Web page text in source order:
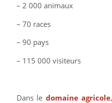
– 2 000 animaux
– 70 races
– 90 pays
– 115 000 visiteurs
Dans le domaine agricole